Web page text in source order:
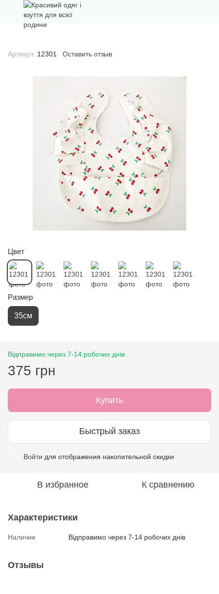
Артикул: 12301 Оставить отзыв
Цвет
Размер
35см
Відправимо через 7-14 робочих днів
375 грн
Купить
Быстрый заказ
Войти для отображения накопительной скидки
В избранное К сравнению
Характеристики
Наличие Відправимо через 7-14 робочих днів
Отзывы